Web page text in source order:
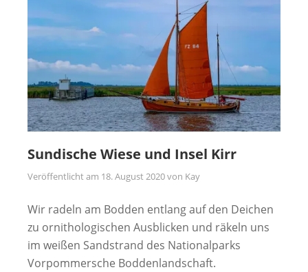
Sundische Wiese und Insel Kirr
Veröffentlicht am 18. August 2020von Kay
Wir radeln am Bodden entlang auf den Deichen
zu ornithologischen Ausblicken und räkeln uns
im weißen Sandstrand des Nationalparks
Vorpommersche Boddenlandschaft.